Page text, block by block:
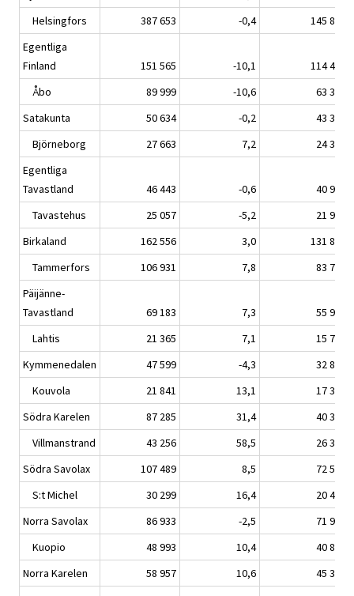
Helsingfors
387 653 -0,4
145 858
Egentliga
Finland
151 565 -10,1
114 404
Åbo
89 999 -10,6
63 339
Satakunta
50 634 -0,2
43 361
Björneborg
27 663 7,2
24 339
Egentliga
Tavastland
46 443 -0,6
40 993
Tavastehus
25 057 -5,2
21 980
Birkaland
162 556 3,0
131 870
Tammerfors
106 931 7,8
83 779
Päijänne-
Tavastland
69 183 7,3
55 987
Lahtis
21 365 7,1
15 781
Kymmenedalen
47 599 -4,3
32 808
Kouvola
21 841 13,1
17 329
Södra Karelen
87 285 31,4
40 336
Villmanstrand
43 256 58,5
26 352
Södra Savolax
107 489 8,5
72 509
S:t Michel
30 299 16,4
20 424
Norra Savolax
86 933 -2,5
71 951
Kuopio
48 993 10,4
40 874
Norra Karelen
58 957 10,6
45 354